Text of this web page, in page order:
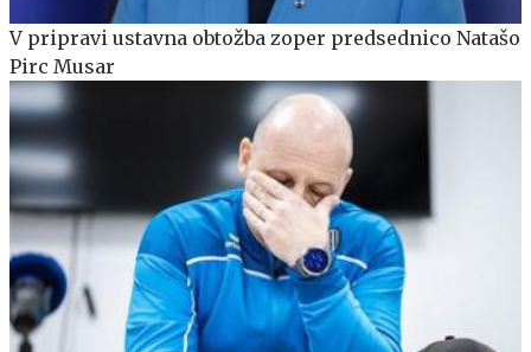
V pripravi ustavna obtožba zoper predsednico Natašo
Pirc Musar